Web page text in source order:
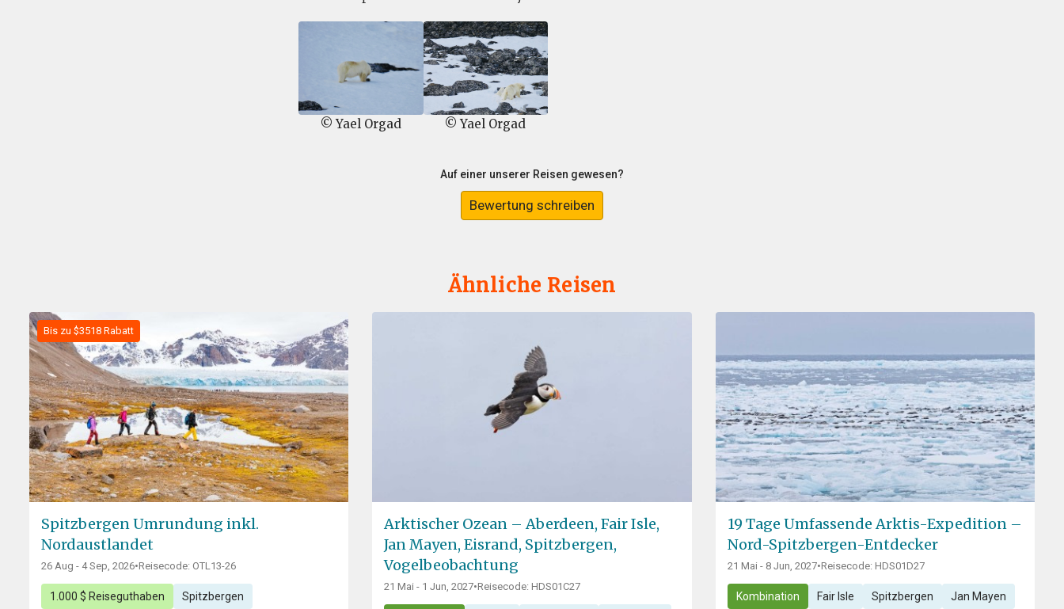
© Yael Orgad © Yael Orgad
Auf einer unserer Reisen gewesen?
Bewertung schreiben
Ähnliche Reisen
Bis zu $3518 Rabatt
Spitzbergen Umrundung inkl.
Nordaustlandet
26 Aug - 4 Sep, 2026•Reisecode: OTL13-26
1.000 $ Reiseguthaben Spitzbergen
Arktischer Ozean – Aberdeen, Fair Isle,
Jan Mayen, Eisrand, Spitzbergen,
Vogelbeobachtung
21 Mai - 1 Jun, 2027•Reisecode: HDS01C27
19 Tage Umfassende Arktis-Expedition –
Nord-Spitzbergen-Entdecker
21 Mai - 8 Jun, 2027•Reisecode: HDS01D27
Kombination Fair Isle Spitzbergen Jan Mayen